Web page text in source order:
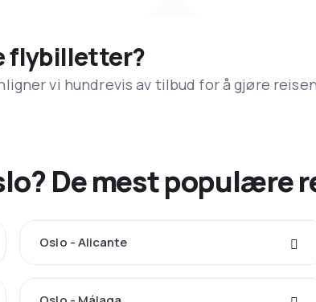
flybilletter?
vi hundrevis av tilbud for å gjøre reisen
De mest populære
Oslo - Alicante